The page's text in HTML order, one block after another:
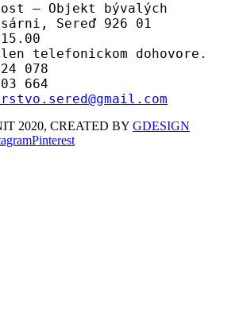
– Objekt bývalých
Sereď 926 01
telefonickom dohovore.
078
664
2020, CREATED BY GDESIGN
Pinterest